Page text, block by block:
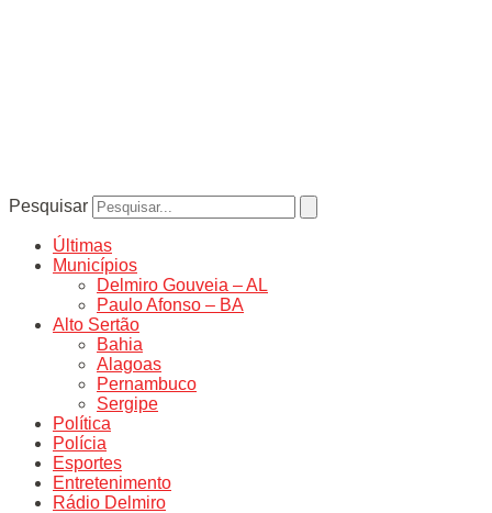
Pesquisar
Últimas
Municípios
Delmiro Gouveia – AL
Paulo Afonso – BA
Alto Sertão
Bahia
Alagoas
Pernambuco
Sergipe
Política
Polícia
Esportes
Entretenimento
Rádio Delmiro